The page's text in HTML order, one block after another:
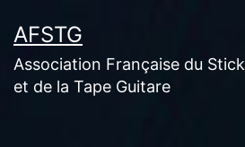
au
contenu
AFSTG
Association Française du Stick
et de la Tape Guitare